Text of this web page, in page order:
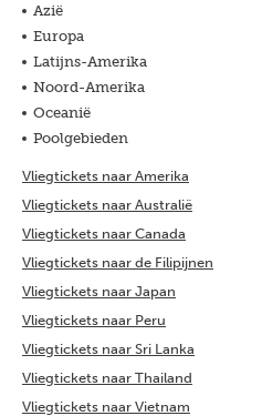
Azië
Europa
Latijns-Amerika
Noord-Amerika
Oceanië
Poolgebieden
Vliegtickets naar Amerika
Vliegtickets naar Australië
Vliegtickets naar Canada
Vliegtickets naar de Filipijnen
Vliegtickets naar Japan
Vliegtickets naar Peru
Vliegtickets naar Sri Lanka
Vliegtickets naar Thailand
Vliegtickets naar Vietnam